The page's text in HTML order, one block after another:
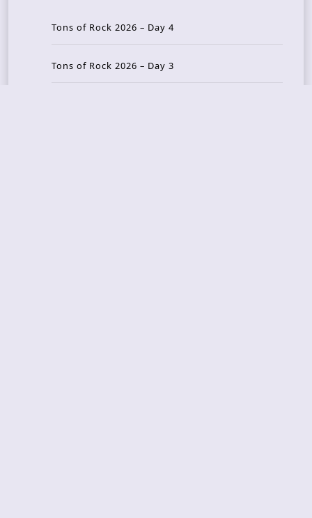
Tons of Rock 2026 – Day 4
Tons of Rock 2026 – Day 3